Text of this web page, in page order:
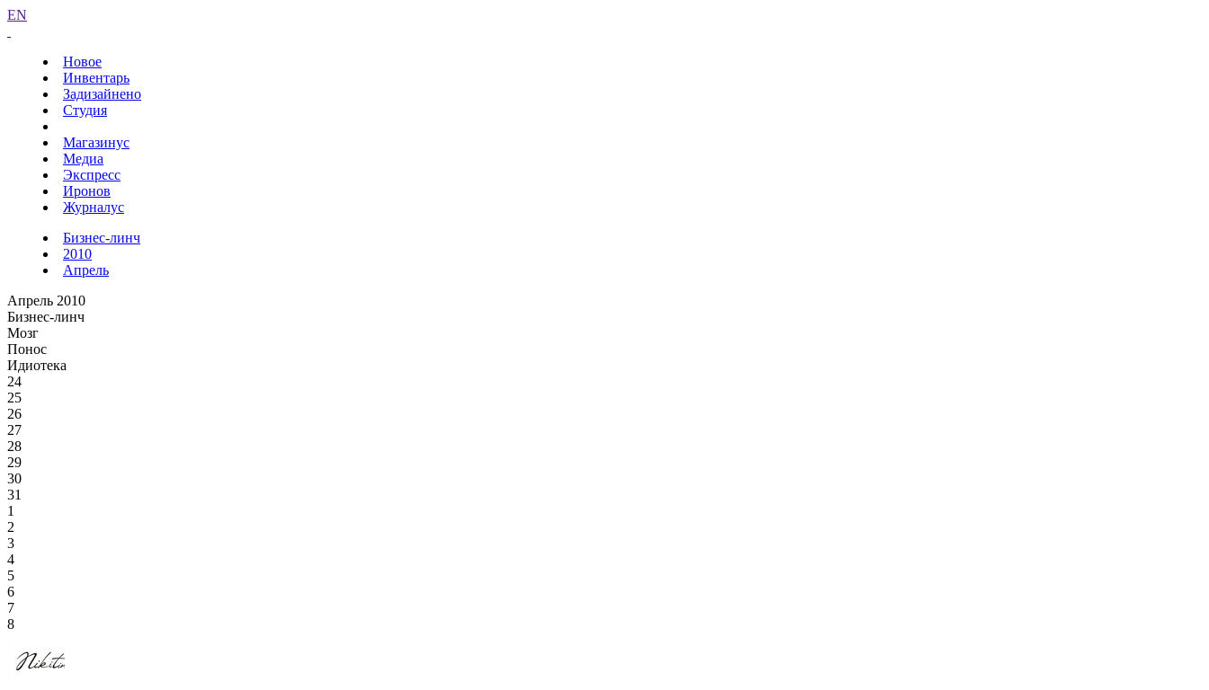
EN
Новое
Инвентарь
Задизайнено
Студия
Магазинус
Медиа
Экспресс
Иронов
Журналус
Бизнес-линч
2010
Апрель
Апрель 2010
Бизнес-линч
Мозг
Понос
Идиотека
24
25
26
27
28
29
30
31
1
2
3
4
5
6
7
8